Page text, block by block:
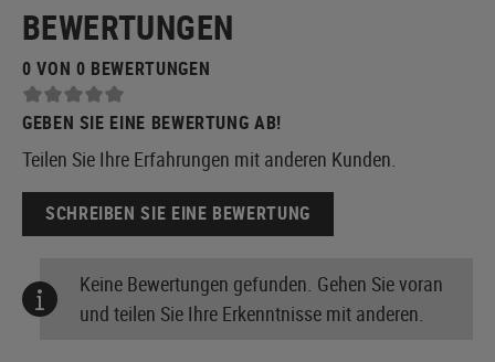
BEWERTUNGEN
0 VON 0 BEWERTUNGEN
GEBEN SIE EINE BEWERTUNG AB!
Teilen Sie Ihre Erfahrungen mit anderen Kunden.
SCHREIBEN SIE EINE BEWERTUNG
Keine Bewertungen gefunden. Gehen Sie voran
und teilen Sie Ihre Erkenntnisse mit anderen.